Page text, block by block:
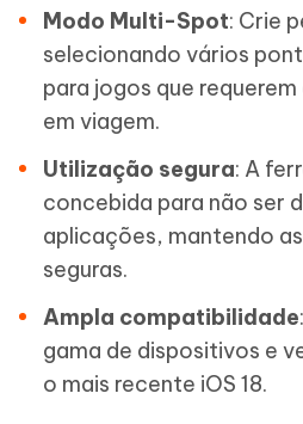
Modo Multi-Spot: Crie
selecionando vários
para jogos que
em viagem.
Utilização segura: A
concebida para não ser
aplicações, mantendo
seguras.
Ampla compatibilidade
gama de dispositivos e
o mais recente iOS 18.